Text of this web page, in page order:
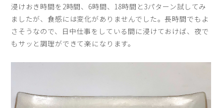
浸けおき時間を2時間、6時間、18時間と3パターン試してみ
ましたが、食感には変化がありませんでした。長時間でもよ
さそうなので、日中仕事をしている間に浸けておけば、夜で
もサッと調理ができて楽になります。